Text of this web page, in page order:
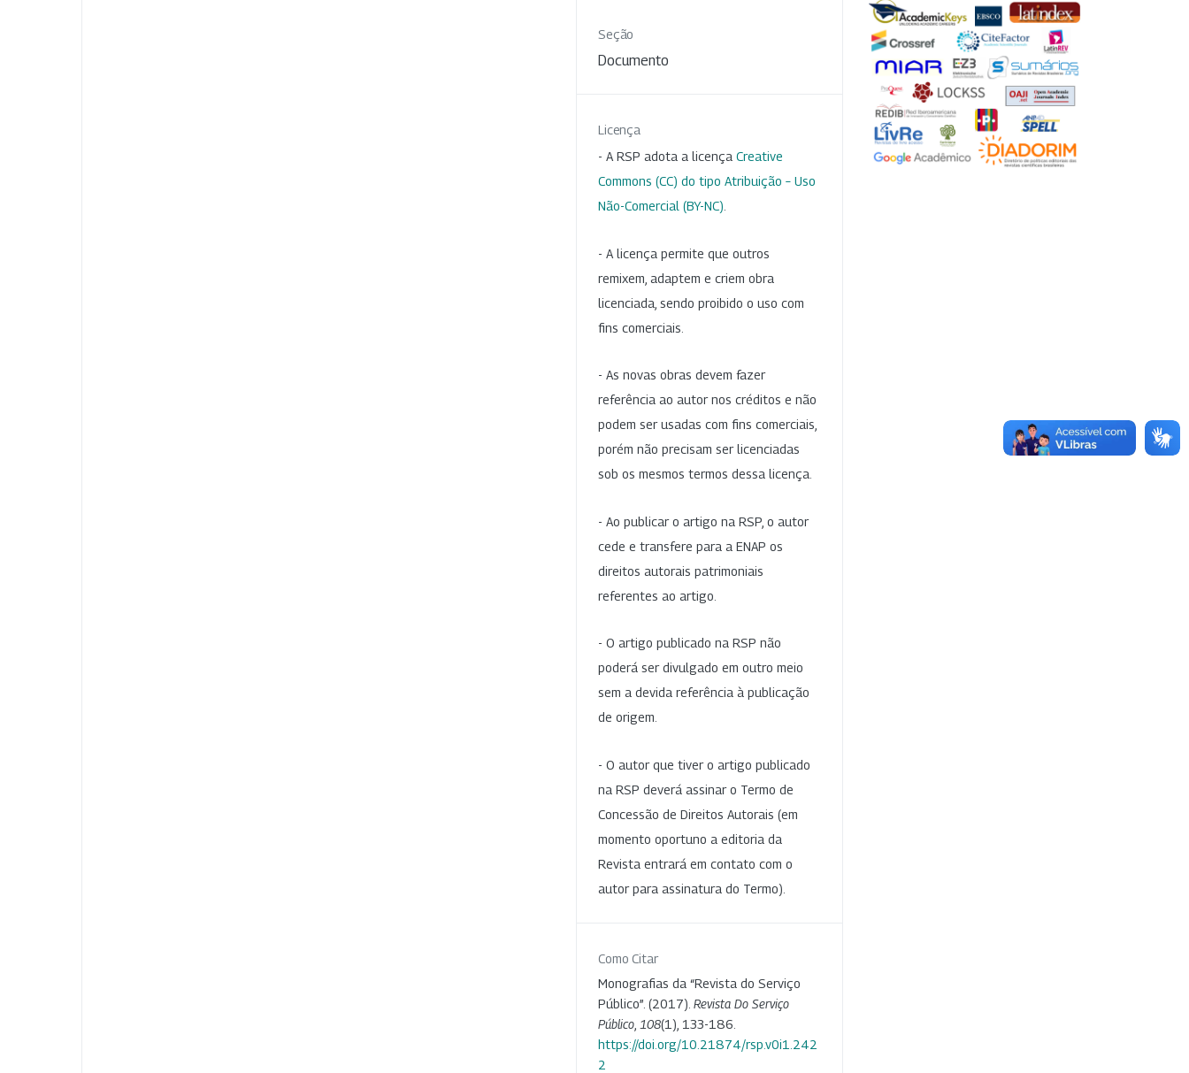
Seção
Documento
Licença
- A RSP adota a licença Creative
Commons (CC) do tipo Atribuição – Uso
Não-Comercial (BY-NC)
- A licença permite que outros
remixem, adaptem e criem obra
licenciada, sendo proibido o uso com
fins comerciais.
- As novas obras devem fazer
referência ao autor nos créditos e não
podem ser usadas com fins comerciais,
porém não precisam ser licenciadas
sob os mesmos termos dessa licença.
- Ao publicar o artigo na RSP, o autor
cede e transfere para a ENAP os
direitos autorais patrimoniais
referentes ao artigo.
- O artigo publicado na RSP não
poderá ser divulgado em outro meio
sem a devida referência à publicação
de origem.
- O autor que tiver o artigo publicado
na RSP deverá assinar o Termo de
Concessão de Direitos Autorais (em
momento oportuno a editoria da
Revista entrará em contato com o
autor para assinatura do Termo).
Como Citar
Monografias da “Revista do Serviço
Público”. (2017). Revista Do Serviço
Público 108(1), 133-186.
https://doi.org/10.21874/rsp.v0i1.242
2